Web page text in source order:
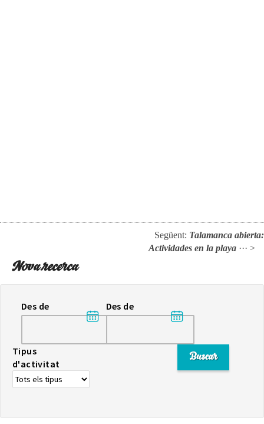
Següent: Talamanca abierta:
Actividades en la playa ··· >
Nova recerca
Des de Des de
Tipus
d'activitat